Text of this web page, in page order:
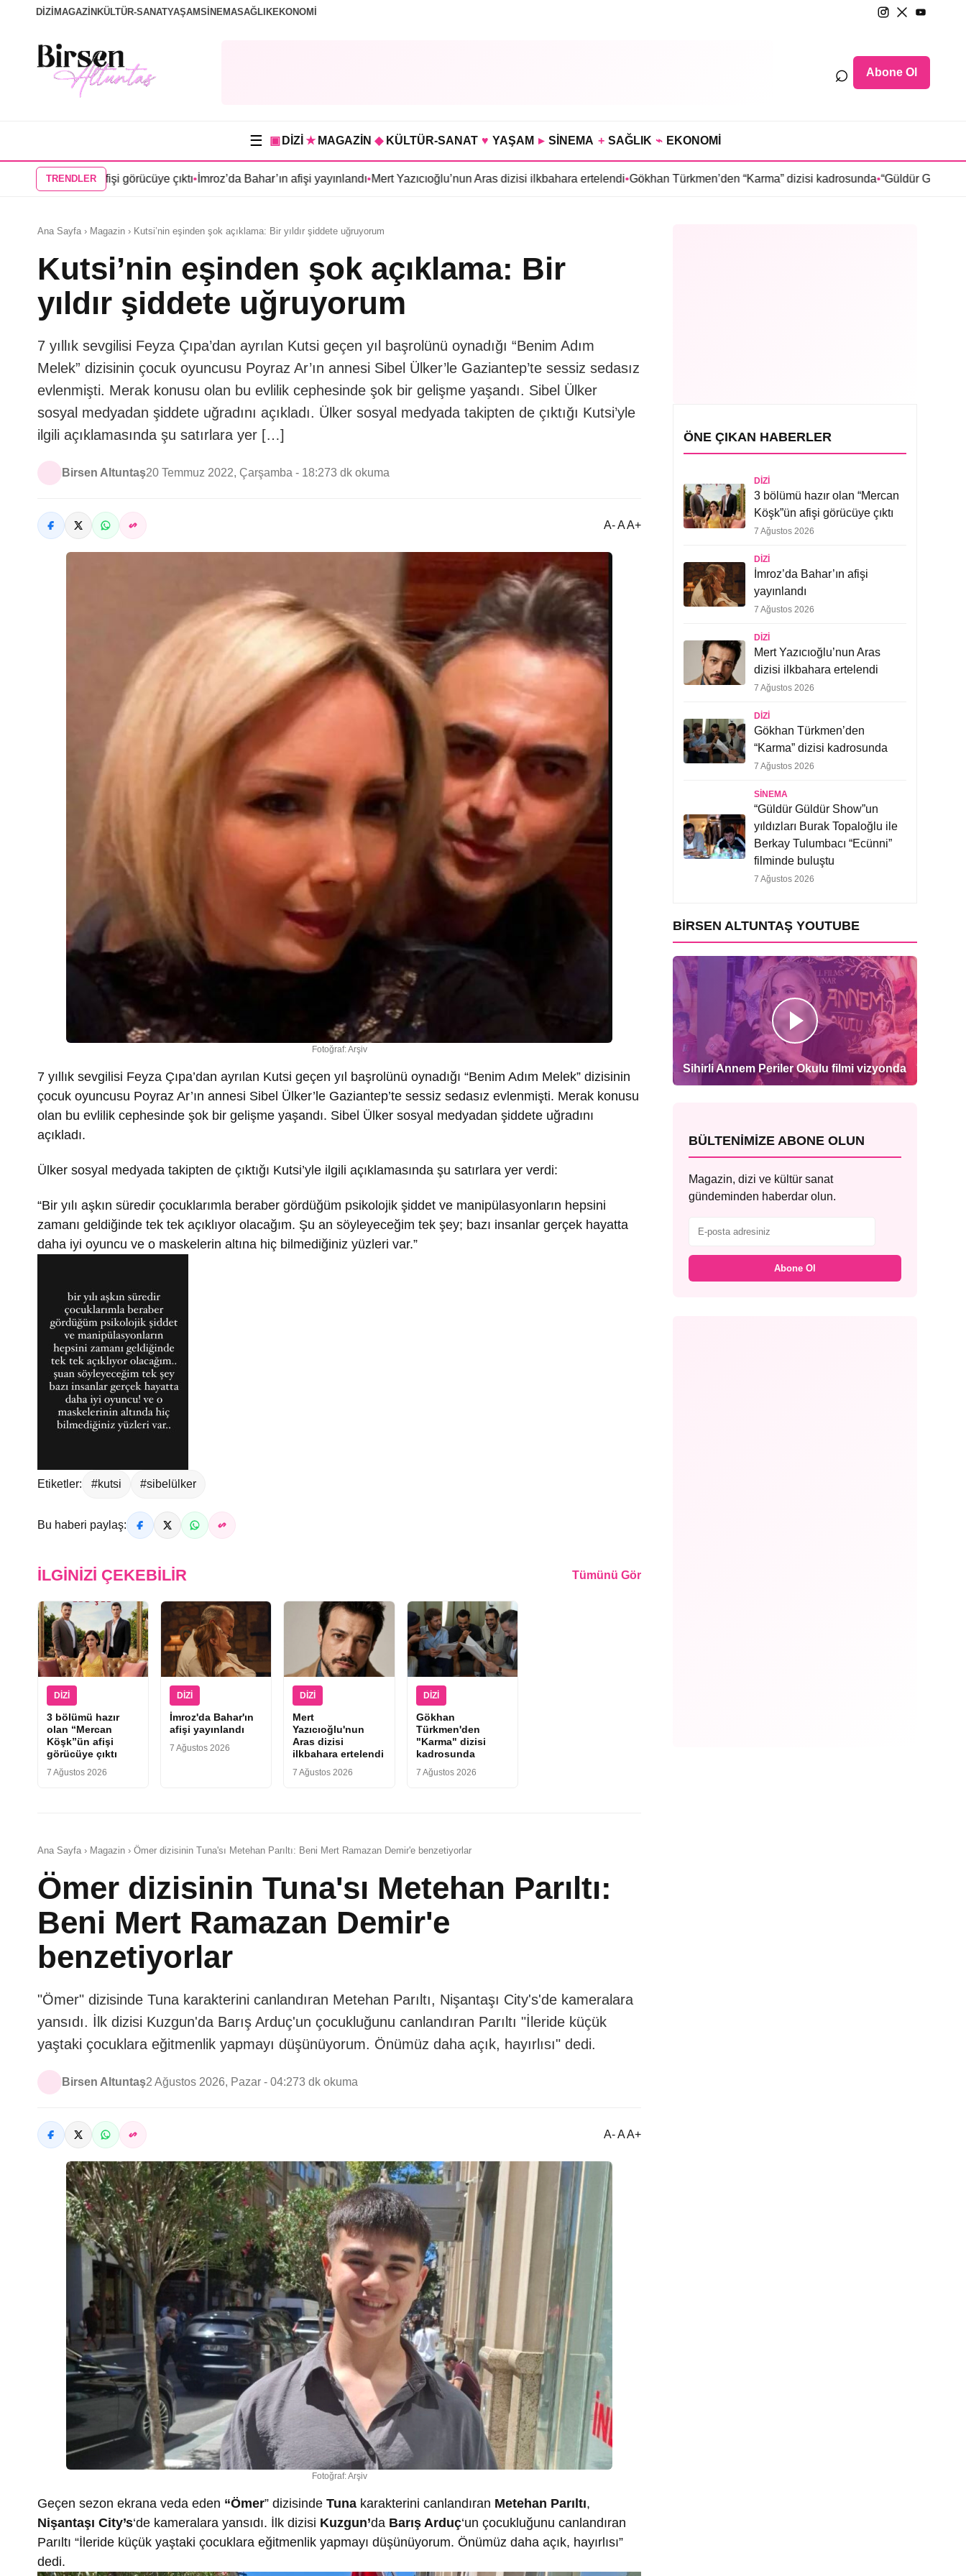
DİZİ MAGAZİN KÜLTÜR-SANATYAŞAMSİNEMASAĞLIKEKONOMİ
⌕ Abone Ol
☰ ▣ DİZİ ★ MAGAZİN ◆ KÜLTÜR-SANAT ♥ YAŞAM ▸ SİNEMA + SAĞLIK ⌁ EKONOMİ
TRENDLER
Köşk”ün afişi görücüye çıktı•İmroz’da Bahar’ın afişi yayınlandı•Mert Yazıcıoğlu’nun Aras dizisi ilkbahara ertelendi •Gökhan Türkmen’den “Karma” dizisi kadrosunda•“Güldür Güldür Show”un
Ana Sayfa › Magazin › Kutsi’nin eşinden şok açıklama: Bir yıldır şiddete uğruyorum
Kutsi’nin eşinden şok açıklama: Bir
yıldır şiddete uğruyorum
7 yıllık sevgilisi Feyza Çıpa’dan ayrılan Kutsi geçen yıl başrolünü oynadığı “Benim Adım
Melek” dizisinin çocuk oyuncusu Poyraz Ar’ın annesi Sibel Ülker’le Gaziantep’te sessiz sedasız
evlenmişti. Merak konusu olan bu evlilik cephesinde şok bir gelişme yaşandı. Sibel Ülker
sosyal medyadan şiddete uğradını açıkladı. Ülker sosyal medyada takipten de çıktığı Kutsi’yle
ilgili açıklamasında şu satırlara yer […]
Birsen Altuntaş20 Temmuz 2022, Çarşamba - 18:273 dk okuma
A- A A+
Fotoğraf: Arşiv
7 yıllık sevgilisi Feyza Çıpa’dan ayrılan Kutsi geçen yıl başrolünü oynadığı “Benim Adım Melek” dizisinin
çocuk oyuncusu Poyraz Ar’ın annesi Sibel Ülker’le Gaziantep’te sessiz sedasız evlenmişti. Merak konusu
olan bu evlilik cephesinde şok bir gelişme yaşandı. Sibel Ülker sosyal medyadan şiddete uğradını
açıkladı.
Ülker sosyal medyada takipten de çıktığı Kutsi’yle ilgili açıklamasında şu satırlara yer verdi:
“Bir yılı aşkın süredir çocuklarımla beraber gördüğüm psikolojik şiddet ve manipülasyonların hepsini
zamanı geldiğinde tek tek açıklıyor olacağım. Şu an söyleyeceğim tek şey; bazı insanlar gerçek hayatta
daha iyi oyuncu ve o maskelerin altına hiç bilmediğiniz yüzleri var.”
Etiketler: #kutsi #sibelülker
Bu haberi paylaş:
İLGINIZI ÇEKEBILIR Tümünü Gör
DIZI
3 bölümü hazır
olan “Mercan
Köşk”ün afişi
görücüye çıktı
7 Ağustos 2026
DIZI
İmroz'da Bahar'ın
afişi yayınlandı
7 Ağustos 2026
DIZI
Mert
Yazıcıoğlu'nun
Aras dizisi
ilkbahara ertelendi
7 Ağustos 2026
DIZI
Gökhan
Türkmen'den
"Karma" dizisi
kadrosunda
7 Ağustos 2026
Ana Sayfa › Magazin › Ömer dizisinin Tuna'sı Metehan Parıltı: Beni Mert Ramazan Demir'e benzetiyorlar
Ömer dizisinin Tuna'sı Metehan Parıltı:
Beni Mert Ramazan Demir'e
benzetiyorlar
"Ömer" dizisinde Tuna karakterini canlandıran Metehan Parıltı, Nişantaşı City's'de kameralara
yansıdı. İlk dizisi Kuzgun'da Barış Arduç'un çocukluğunu canlandıran Parıltı "İleride küçük
yaştaki çocuklara eğitmenlik yapmayı düşünüyorum. Önümüz daha açık, hayırlısı" dedi.
Birsen Altuntaş2 Ağustos 2026, Pazar - 04:273 dk okuma
A- A A+
Fotoğraf: Arşiv
Geçen sezon ekrana veda eden “Ömer” dizisinde Tuna karakterini canlandıran Metehan Parıltı,
Nişantaşı City’s‘de kameralara yansıdı. İlk dizisi Kuzgun’da Barış Arduç‘un çocukluğunu canlandıran
Parıltı “İleride küçük yaştaki çocuklara eğitmenlik yapmayı düşünüyorum. Önümüz daha açık, hayırlısı”
dedi.
ÖNE ÇIKAN HABERLER
DIZI
3 bölümü hazır olan “Mercan
Köşk”ün afişi görücüye çıktı
7 Ağustos 2026
DIZI
İmroz’da Bahar’ın afişi
yayınlandı
7 Ağustos 2026
DIZI
Mert Yazıcıoğlu’nun Aras
dizisi ilkbahara ertelendi
7 Ağustos 2026
DIZI
Gökhan Türkmen’den
“Karma” dizisi kadrosunda
7 Ağustos 2026
SINEMA
“Güldür Güldür Show”un
yıldızları Burak Topaloğlu ile
Berkay Tulumbacı “Ecünni”
filminde buluştu
7 Ağustos 2026
BIRSEN ALTUNTAŞ YOUTUBE
Sihirli Annem Periler Okulu filmi vizyonda
BÜLTENIMIZE ABONE OLUN
Magazin, dizi ve kültür sanat
gündeminden haberdar olun.
Abone Ol